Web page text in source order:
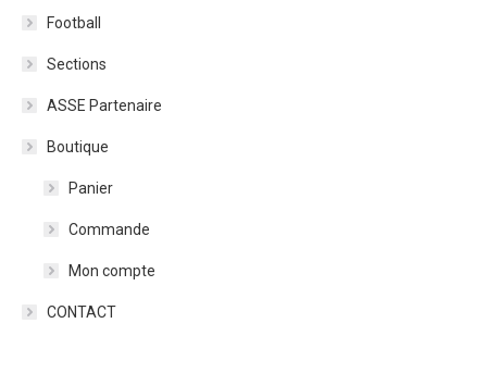
Football
Sections
ASSE Partenaire
Boutique
Panier
Commande
Mon compte
CONTACT